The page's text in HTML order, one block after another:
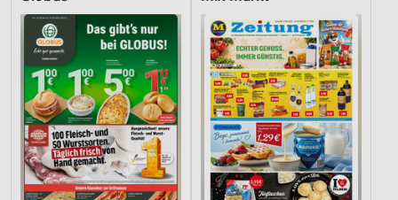
Verwendung reduzierter Daten zur Auswahl von
Werbeanzeigen
Erstellung von Profilen für personalisierte
Werbung
Verwendung von Profilen zur Auswahl
personalisierter Werbung
Erstellung von Profilen zur Personalisierung